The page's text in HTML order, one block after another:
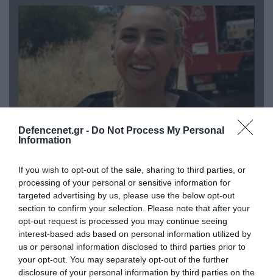
Defencenet.gr - Do Not Process My Personal
Information
If you wish to opt-out of the sale, sharing to third parties, or
processing of your personal or sensitive information for
targeted advertising by us, please use the below opt-out
section to confirm your selection. Please note that after your
opt-out request is processed you may continue seeing
interest-based ads based on personal information utilized by
us or personal information disclosed to third parties prior to
your opt-out. You may separately opt-out of the further
disclosure of your personal information by third parties on the
Η ανακοίνωση του Πανελλήνιου Σωματείου
Πυροσβεστών για την δημοσιογράφο του OPEN
που γέλασε στη φωτιά